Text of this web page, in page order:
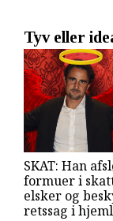
Tyv eller
SKAT: Han
formuer i
elsker og
retssag i